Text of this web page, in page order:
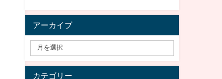
アーカイブ
カテゴリー